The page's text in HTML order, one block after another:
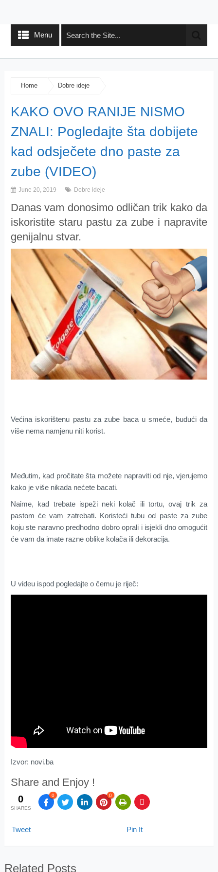
Menu
Home Dobre ideje
KAKO OVO RANIJE NISMO
ZNALI: Pogledajte šta dobijete
kad odsječete dno paste za
zube (VIDEO)
June 20, 2019 Dobre ideje
Danas vam donosimo odličan trik kako da
iskoristite staru pastu za zube i napravite
genijalnu stvar.
Većina iskorištenu pastu za zube baca u smeće, budući da
više nema namjenu niti korist.
Međutim, kad pročitate šta možete napraviti od nje, vjerujemo
kako je više nikada nećete bacati.
Naime, kad trebate ispeži neki kolač ili tortu, ovaj trik za
pastom će vam zatrebati. Koristeći tubu od paste za zube
koju ste naravno predhodno dobro oprali i isjekli dno omogućit
će vam da imate razne oblike kolača ili dekoracija.
U videu ispod pogledajte o čemu je riječ:
Izvor: novi.ba
Share and Enjoy !
0
SHARES
0 0
Tweet Pin It
Related Posts